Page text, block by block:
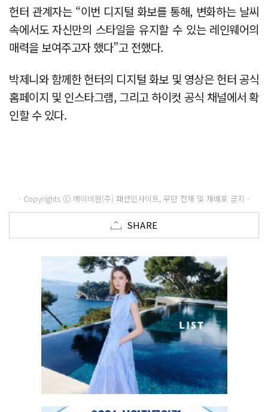
헌터 관계자는 “이번 디지털 화보를 통해, 변화하는 날씨
속에서도 자신만의 스타일을 유지할 수 있는 레인웨어의
매력을 보여주고자 했다”고 전했다.
박제니와 함께한 헌터의 디지털 화보 및 영상은 헌터 공식
홈페이지 및 인스타그램, 그리고하이컷 공식 채널에서 확
인할 수 있다.
- Copyrights ⓒ 메이비원(주) 패션인사이트, 무단 전재 및 재배포 금지 -
SHARE